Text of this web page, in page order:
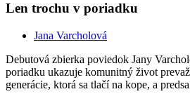
Len trochu v poriadku
Jana Varcholová
Debutová zbierka poviedok Jany
poriadku ukazuje komunitný život
generácie, ktorá sa tlačí na kope, a